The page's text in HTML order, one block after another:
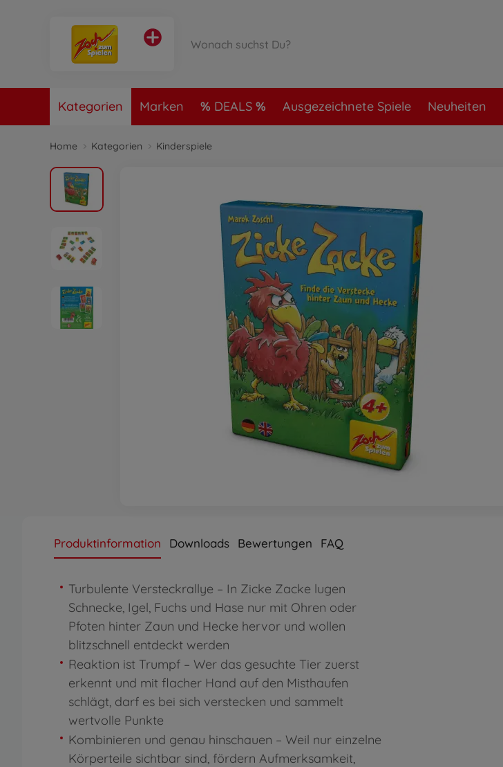
Kategorien Marken DEALS Ausgezeichnete Spiele Neuheiten
Home Kategorien Kinderspiele
Produktinformation Downloads Bewertungen FAQ
Turbulente Versteckrallye – In Zicke Zacke lugen
Schnecke, Igel, Fuchs und Hase nur mit Ohren oder
Pfoten hinter Zaun und Hecke hervor und wollen
blitzschnell entdeckt werden
Reaktion ist Trumpf – Wer das gesuchte Tier zuerst
erkennt und mit flacher Hand auf den Misthaufen
schlägt, darf es bei sich verstecken und sammelt
wertvolle Punkte
Kombinieren und genau hinschauen – Weil nur einzelne
Körperteile sichtbar sind, fördern Aufmerksamkeit,